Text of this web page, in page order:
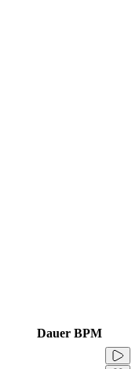
Dauer BPM